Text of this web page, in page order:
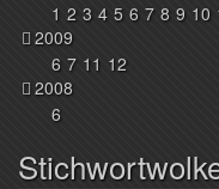
1 2 3 4 5 6 7 8 9 10
2009
6 7 11 12
2008
6